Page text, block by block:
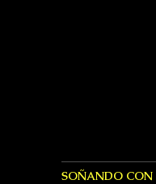
SOÑANDO